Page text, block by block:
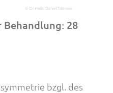
28
bzgl. des